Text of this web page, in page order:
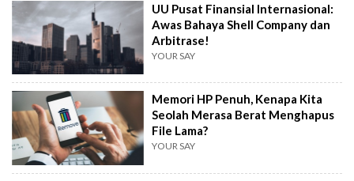
UU Pusat Finansial Internasional:
Awas Bahaya Shell Company dan
Arbitrase!
YOUR SAY
Memori HP Penuh, Kenapa Kita
Seolah Merasa Berat Menghapus
File Lama?
YOUR SAY